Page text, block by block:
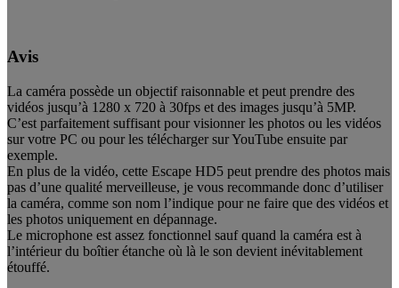
Avis
La caméra possède un objectif raisonnable et peut prendre des
vidéos jusqu’à 1280 x 720 à 30fps et des images jusqu’à 5MP.
C’est parfaitement suffisant pour visionner les photos ou les vidéos
sur votre PC ou pour les télécharger sur YouTube ensuite par
exemple.
En plus de la vidéo, cette Escape HD5 peut prendre des photos mais
pas d’une qualité merveilleuse, je vous recommande donc d’utiliser
la caméra, comme son nom l’indique pour ne faire que des vidéos et
les photos uniquement en dépannage.
Le microphone est assez fonctionnel sauf quand la caméra est à
l’intérieur du boîtier étanche où là le son devient inévitablement
étouffé.